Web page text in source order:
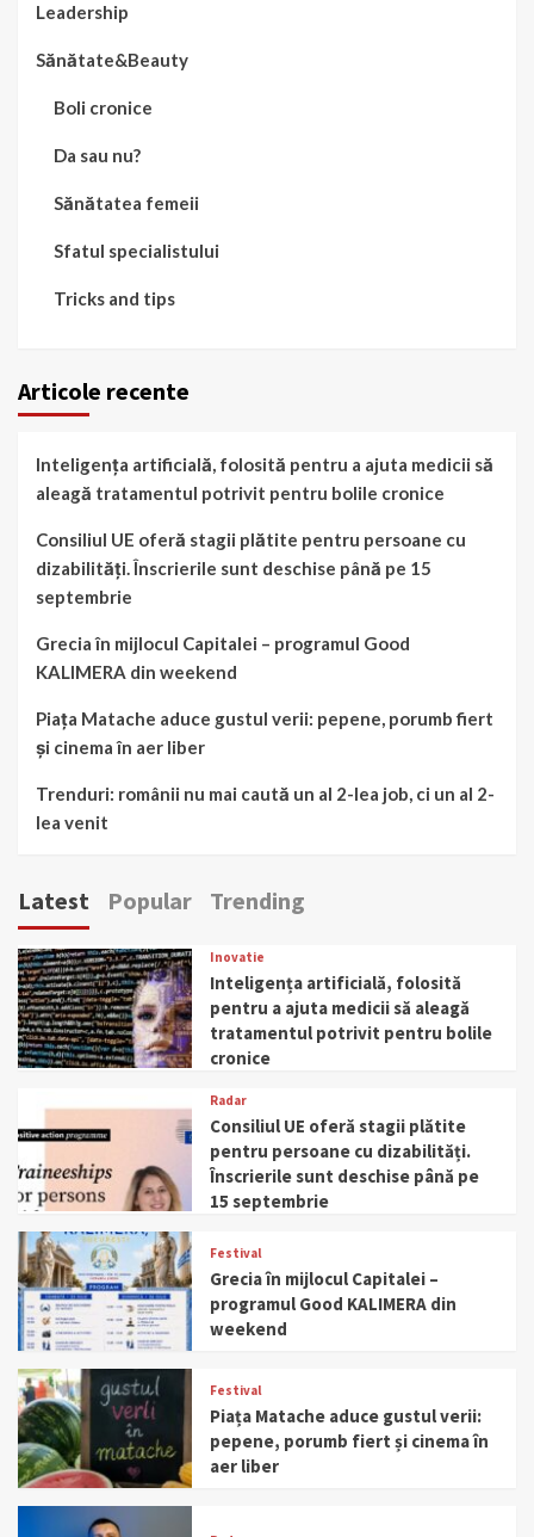
Leadership
Sănătate&Beauty
Boli cronice
Da sau nu?
Sănătatea femeii
Sfatul specialistului
Tricks and tips
Articole recente
Inteligența artificială, folosită pentru a ajuta medicii să
aleagă tratamentul potrivit pentru bolile cronice
Consiliul UE oferă stagii plătite pentru persoane cu
dizabilități. Înscrierile sunt deschise până pe 15
septembrie
Grecia în mijlocul Capitalei – programul Good
KALIMERA din weekend
Piața Matache aduce gustul verii: pepene, porumb fiert
și cinema în aer liber
Trenduri: românii nu mai caută un al 2-lea job, ci un al 2-
lea venit
Latest Popular Trending
Inovatie
Inteligența artificială, folosită
pentru a ajuta medicii să aleagă
tratamentul potrivit pentru bolile
cronice
Radar
Consiliul UE oferă stagii plătite
pentru persoane cu dizabilități.
Înscrierile sunt deschise până pe
15 septembrie
Festival
Grecia în mijlocul Capitalei –
programul Good KALIMERA din
weekend
Festival
Piața Matache aduce gustul verii:
pepene, porumb fiert și cinema în
aer liber